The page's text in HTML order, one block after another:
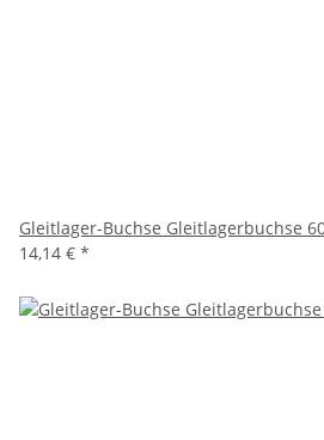
Gleitlager-Buchse Gleitlagerbuchse
14,14 € *